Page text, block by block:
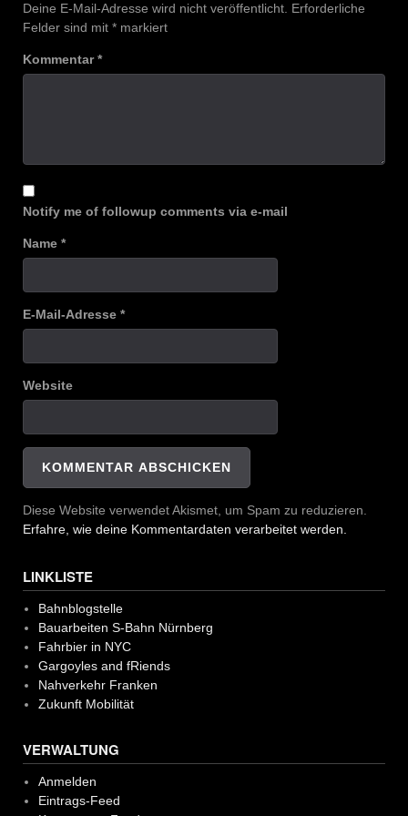
Deine E-Mail-Adresse wird nicht veröffentlicht. Erforderliche
Felder sind mit * markiert
Kommentar*
Notify me of followup comments via e-mail
Name *
E-Mail-Adresse *
Website
Diese Website verwendet Akismet, um Spam zu reduzieren.
Erfahre, wie deine Kommentardaten verarbeitet werden.
LINKLISTE
Bahnblogstelle
Bauarbeiten S-Bahn Nürnberg
Fahrbier in NYC
Gargoyles and fRiends
Nahverkehr Franken
Zukunft Mobilität
VERWALTUNG
Anmelden
Eintrags-Feed